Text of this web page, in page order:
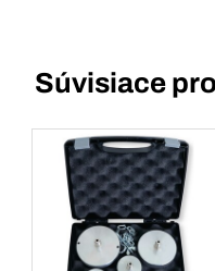
Súvisiace